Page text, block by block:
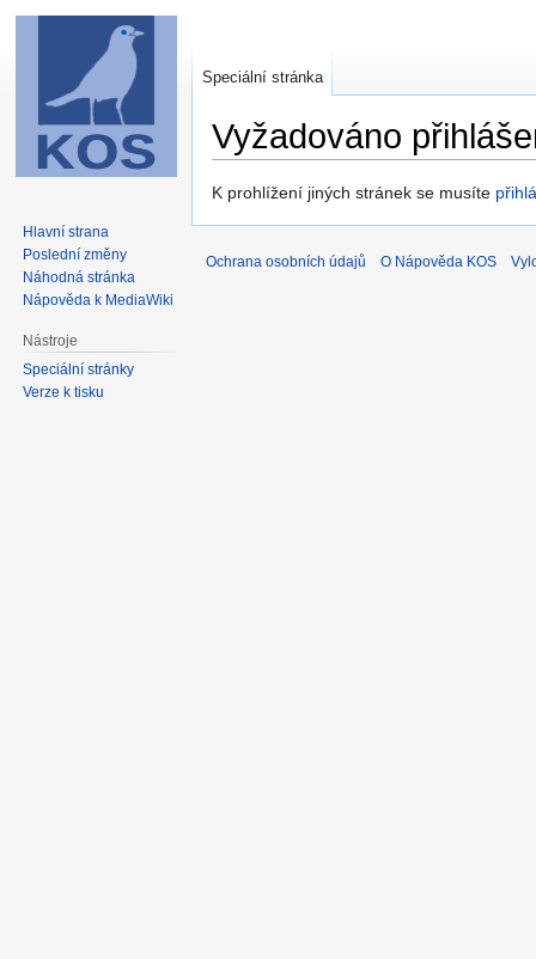
Vyžadováno
Skočit
Skočit
K prohlížení jiných stránek se musíte
Speciální stránka
Hlavní strana
Poslední změny
Náhodná stránka
Nápověda k MediaWiki
Nástroje
Speciální stránky
Verze k tisku
Ochrana osobních údajů O Nápověda KOS